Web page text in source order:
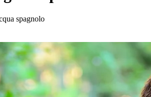
spagnolo